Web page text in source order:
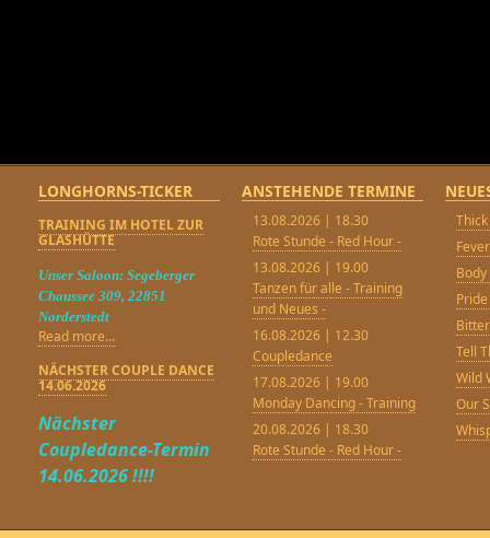
LONGHORNS-TICKER
TRAINING IM HOTEL ZUR
GLASHÜTTE
Unser Saloon: Segeberger
Chaussee 309, 22851
Norderstedt
Read more...
NÄCHSTER COUPLE DANCE
14.06.2026
Nächster
Coupledance-Termin
14.06.2026 !!!!
ANSTEHENDE TERMINE
13.08.2026 | 18.30
Rote Stunde - Red Hour -
13.08.2026 | 19.00
Tanzen für alle - Training
und Neues -
16.08.2026 | 12.30
Coupledance
17.08.2026 | 19.00
Monday Dancing - Training
20.08.2026 | 18.30
Rote Stunde - Red Hour -
Tell
Wild
Our